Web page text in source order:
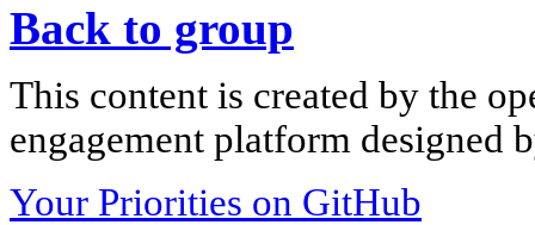
Back to group
This content is created by the
engagement platform designed
Your Priorities on GitHub